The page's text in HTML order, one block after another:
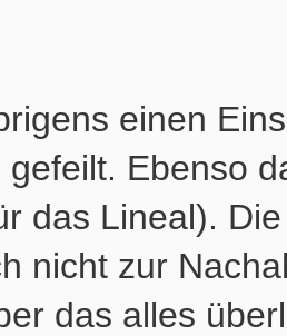
einen
gefeilt. Ebenso
das Lineal).
nicht zur
das alles